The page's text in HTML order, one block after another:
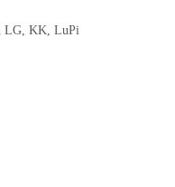
LG, KK, LuPi